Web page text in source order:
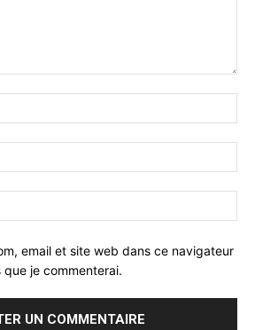
email et site web dans ce navigateur
je commenterai.